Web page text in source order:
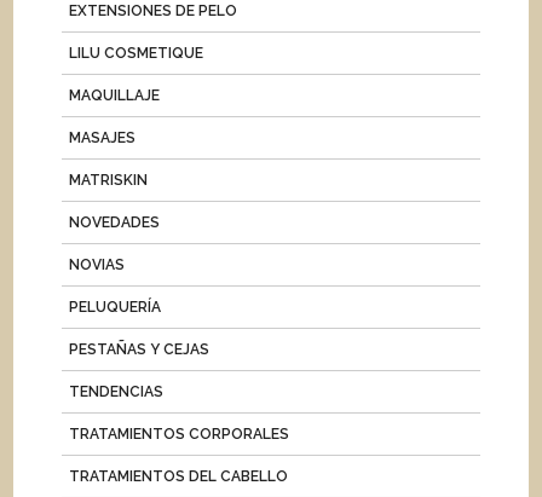
EXTENSIONES DE PELO
LILU COSMETIQUE
MAQUILLAJE
MASAJES
MATRISKIN
NOVEDADES
NOVIAS
PELUQUERÍA
PESTAÑAS Y CEJAS
TENDENCIAS
TRATAMIENTOS CORPORALES
TRATAMIENTOS DEL CABELLO